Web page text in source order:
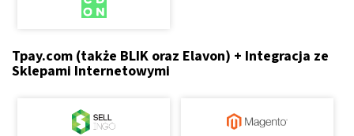
Tpay.com (także BLIK oraz Elavon) + Integracja ze
Sklepami Internetowymi